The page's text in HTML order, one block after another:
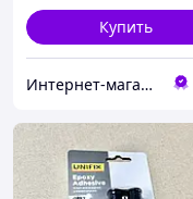
Купить
Интернет-магазин "KrazAuto"